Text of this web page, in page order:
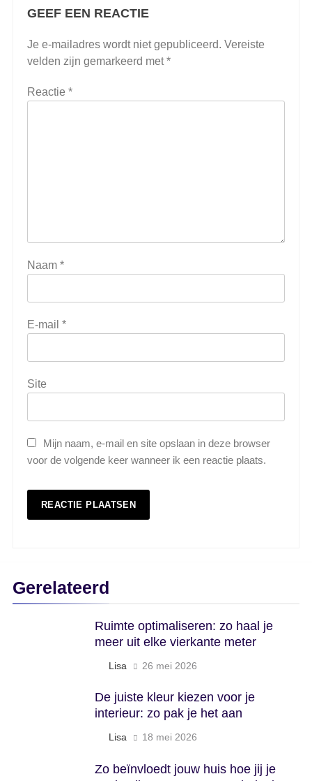
GEEF EEN REACTIE
Je e-mailadres wordt niet gepubliceerd. Vereiste
velden zijn gemarkeerd met*
Reactie *
Naam *
E-mail *
Site
Mijn naam, e-mail en site opslaan in deze browser
voor de volgende keer wanneer ik een reactie plaats.
Gerelateerd
Ruimte optimaliseren: zo haal je
meer uit elke vierkante meter
Lisa 26 mei 2026
De juiste kleur kiezen voor je
interieur: zo pak je het aan
Lisa 18 mei 2026
Zo beïnvloedt jouw huis hoe jij je